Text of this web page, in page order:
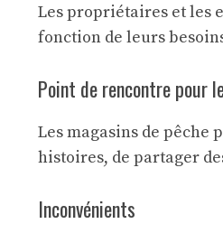
Les propriétaires et les
fonction de leurs
Point de rencontre pour
Les magasins de pêche
histoires, de partager
Inconvénients